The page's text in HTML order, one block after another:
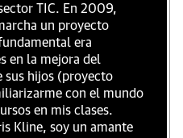
TIC. En 2009,
un proyecto
era
en la mejora del
sus hijos (proyecto
con el mundo
en mis clases.
Kline, soy un amante